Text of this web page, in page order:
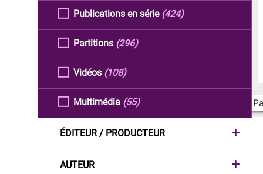
Publications en série (424)
Partitions (296)
Vidéos (108)
Multimédia (55)
ÉDITEUR / PRODUCTEUR
AUTEUR